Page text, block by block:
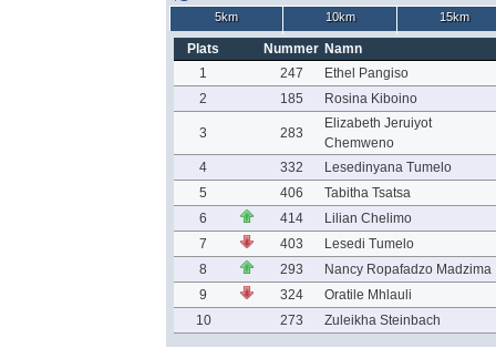
5km
10km 15km
Plats Nummer Namn
1
247
Ethel Pangiso
2
185 Rosina Kiboino
3 283
Elizabeth Jeruiyot
Chemweno
4
332
Lesedinyana Tumelo
5
406
Tabitha Tsatsa
6
414
Lilian Chelimo
7
403
Lesedi Tumelo
8
293
Nancy Ropafadzo Madzima
9
324
Oratile Mhlauli
10
273 Zuleikha Steinbach